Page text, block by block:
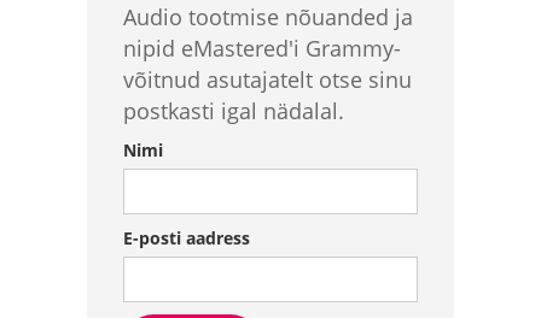
Audio tootmise nõuanded ja
nipid eMastered'i Grammy-
võitnud asutajatelt otse sinu
postkasti igal nädalal.
Nimi
E-posti aadress